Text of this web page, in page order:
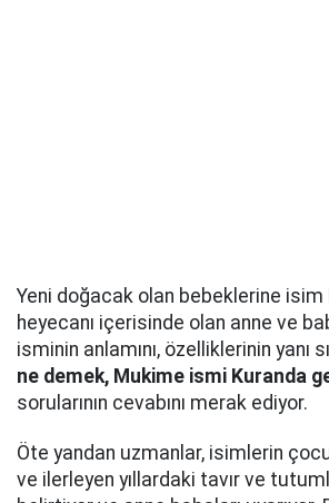
Yeni doğacak olan bebeklerine isim
heyecanı içerisinde olan anne ve
isminin anlamını, özelliklerinin yanı
ne demek, Mukime ismi Kuranda
sorularının cevabını merak ediyor.
Öte yandan uzmanlar, isimlerin
ve ilerleyen yıllardaki tavır ve